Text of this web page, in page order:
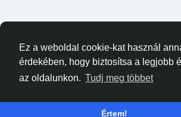
Ez a weboldal cookie-kat használ
érdekében, hogy biztosítsa a legjobb
az oldalunkon. Tudj meg többet
Értem!